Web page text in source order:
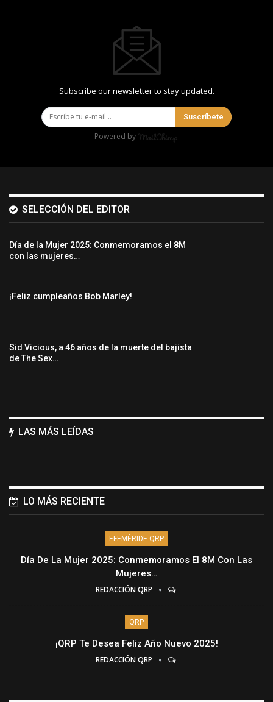
Subscribe our newsletter to stay updated.
Suscríbete
Powered by
SELECCIÓN DEL EDITOR
Día de la Mujer 2025: Conmemoramos el 8M
con las mujeres…
¡Feliz cumpleaños Bob Marley!
Sid Vicious, a 46 años de la muerte del bajista
de The Sex…
LAS MÁS LEÍDAS
LO MÁS RECIENTE
EFEMÉRIDE QRP
Día De La Mujer 2025: Conmemoramos El 8M Con Las
Mujeres…
REDACCIÓN QRP
QRP
¡QRP Te Desea Feliz Año Nuevo 2025!
REDACCIÓN QRP